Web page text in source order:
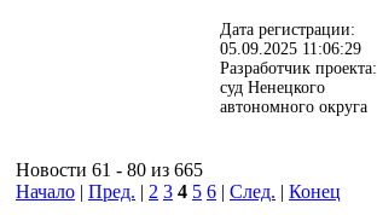
Дата регистрации:
05.09.2025 11:06:29
Разработчик проекта:
суд Ненецкого
автономного округа
Новости 61 - 80 из 665
Начало | Пред. | 2 3 4 5 6 | След. | Конец